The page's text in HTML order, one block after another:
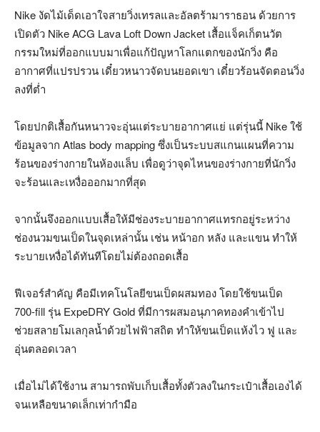
Nike งัดไม้เด็ดเอาใจสายวิ่งเทรลและอัลตร้ามาราธอน ด้วยการ
เปิดตัว Nike ACG Lava Loft Down Jacket เสื้อแจ็คเก็ตนวัต
กรรมใหม่ที่ออกแบบมาเพื่อแก้ปัญหาโลกแตกของนักวิ่ง คือ
อากาศที่แปรปรวน เดี๋ยวหนาวจัดบนยอดเขา เดี๋ยวร้อนจัดตอนวิ่ง
ลงที่ต่ำ
โดยปกติเสื้อกันหนาวจะอุ่นแต่ระบายอากาศแย่ แต่รุ่นนี้ Nike ใช้
ข้อมูลจาก Atlas body mapping ซึ่งเป็นระบบสแกนแผนที่ความ
ร้อนของร่างกายในห้องแล็บ เพื่อดูว่าจุดไหนของร่างกายที่นักวิ่ง
จะร้อนและเหงื่อออกมากที่สุด
จากนั้นจึงออกแบบเสื้อให้มีช่องระบายอากาศแทรกอยู่ระหว่าง
ช่องนวมขนเป็ดในจุดเหล่านั้น เช่น หน้าอก หลัง และแขน ทำให้
ระบายเหงื่อได้ทันทีโดยไม่ต้องถอดเสื้อ
ฟีเจอร์สำคัญ คือมีเทคโนโลยีขนเป็ดผสมทอง โดยใช้ขนเป็ด
700-fill รุ่น ExpeDRY Gold ที่มีการผสมอนุภาคทองคำเข้าไป
ช่วยสลายโมเลกุลน้ำด้วยไฟฟ้าสถิต ทำให้ขนเป็ดแห้งไว ฟู และ
อุ่นตลอดเวลา
เมื่อไม่ได้ใช้งาน สามารถพับเก็บเสื้อทั้งตัวลงในกระเป๋าเสื้อเองได้
จนเหลือขนาดเล็กเท่ากำมือ